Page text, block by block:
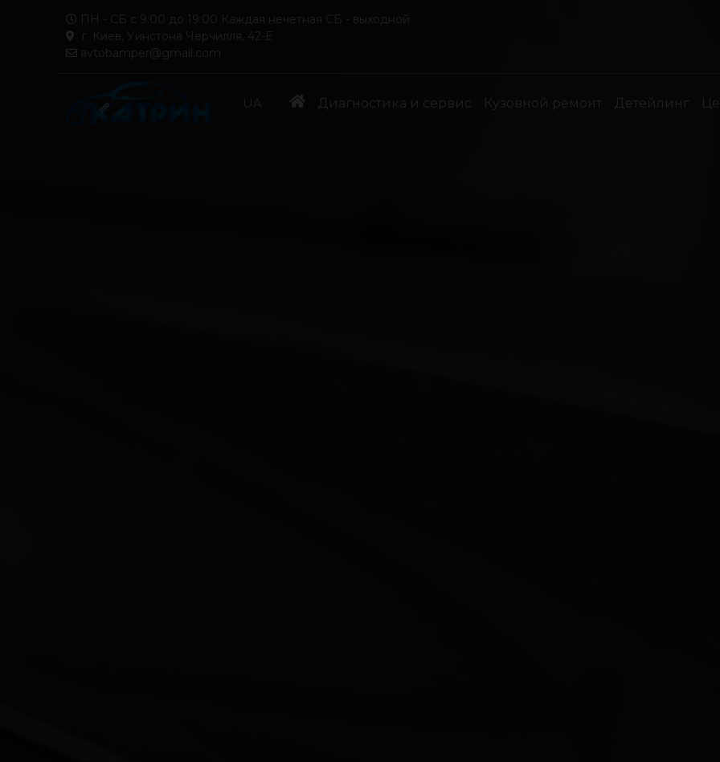
ПН - СБ с 9:00 до 19:00 Каждая нечетная СБ - выходной
г. Киев, Уинстона Черчилля, 42-Е
avtobamper@gmail.com
UA Диагностика и сервис Кузовной ремонт Детейлинг